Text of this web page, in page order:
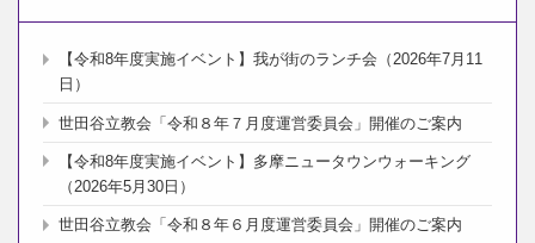
【令和8年度実施イベント】我が街のランチ会（2026年7月11
日）
世田谷立教会「令和８年７月度運営委員会」開催のご案内
【令和8年度実施イベント】多摩ニュータウンウォーキング
（2026年5月30日）
世田谷立教会「令和８年６月度運営委員会」開催のご案内